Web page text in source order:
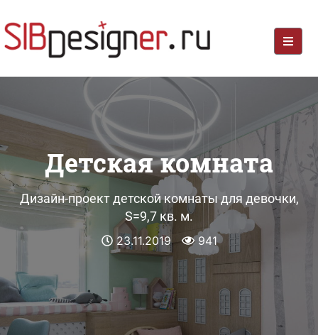
Детская комната
Дизайн-проект детской комнаты для девочки,
S=9,7 кв. м.
23.11.2019 941